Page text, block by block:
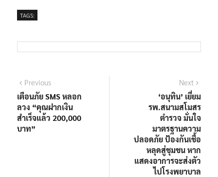
TAGS:
แนะแนว
เรื่อง
PreviousPrevious
post:
เตือนภัย SMS หลอก
ลวง “คุณฝากเงิน
สำเร็จแล้ว 200,000
บาท”
Next
‘อนุทิน’ เยี่ยม
รพ.สนามสโมสร
ตำรวจ มั่นใจ
มาตรฐานความ
ปลอดภัย ป้องกันเชื้อ
หลุดสู่ชุมชน หาก
แสดงอาการจะส่งตัว
ไปโรงพยาบาล